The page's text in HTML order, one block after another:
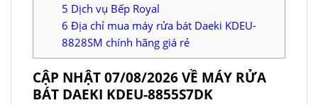
5 Dịch vụ Bếp Royal
6 Địa chỉ mua máy rửa bát Daeki KDEU-
8828SM chính hãng giá rẻ
CẬP NHẬT 07/08/2026 VỀ MÁY RỬA
BÁT DAEKI KDEU-8855S7DK